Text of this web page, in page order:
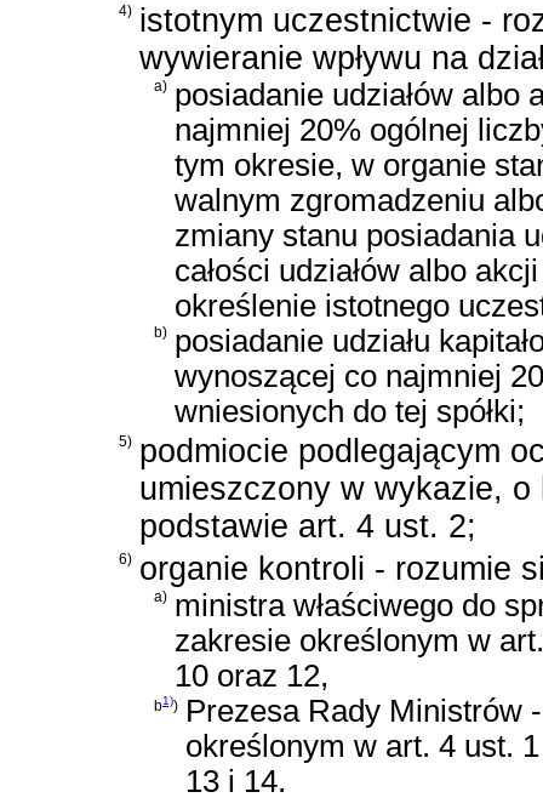
4) istotnym uczestnictwie -
wywieranie wpływu na
a) posiadanie udziałów albo
najmniej 20% ogólnej
tym okresie, w organie
walnym zgromadzeniu
zmiany stanu posiadania
całości udziałów albo
określenie istotnego
b) posiadanie udziału
wynoszącej co najmniej
wniesionych do tej spółki;
5) podmiocie podlegającym
umieszczony w wykazie,
podstawie art. 4 ust. 2;
6) organie kontroli - rozumie
a) ministra właściwego do
zakresie określonym w
10 oraz 12,
b1)) Prezesa Rady Ministrów
określonym w art. 4 ust.
13 i 14.